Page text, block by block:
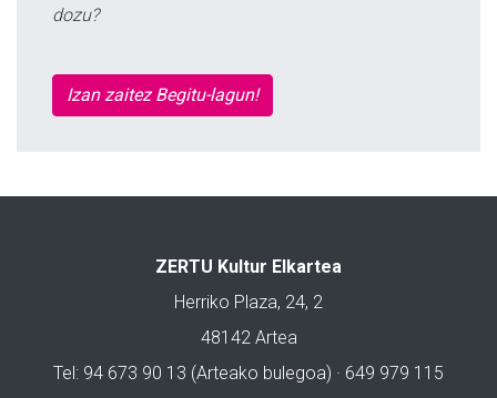
dozu?
Izan zaitez Begitu-lagun!
ZERTU Kultur Elkartea
Herriko Plaza, 24, 2
48142 Artea
Tel: 94 673 90 13 (Arteako bulegoa) · 649 979 115